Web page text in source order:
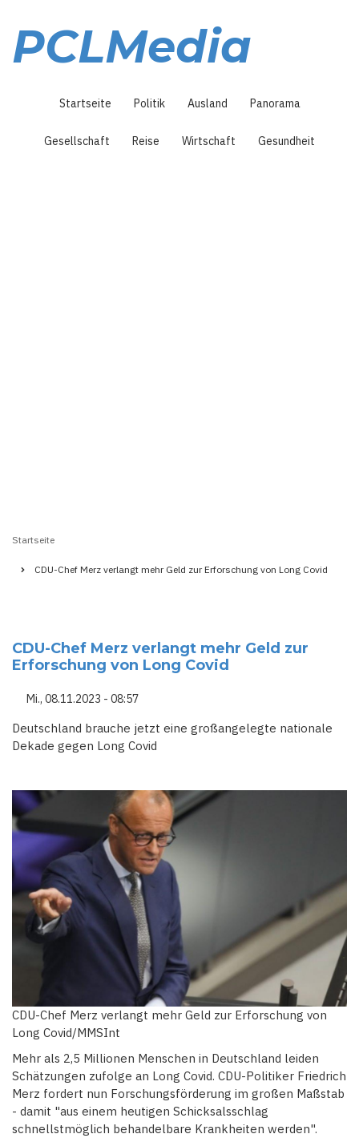
Inhalt
PCLMedia
Startseite Politik Ausland Panorama
Gesellschaft Reise Wirtschaft Gesundheit
Startseite
CDU-Chef Merz verlangt mehr Geld zur Erforschung von Long Covid
CDU-Chef Merz verlangt mehr Geld zur
Erforschung von Long Covid
Mi., 08.11.2023 - 08:57
Deutschland brauche jetzt eine großangelegte nationale
Dekade gegen Long Covid
CDU-Chef Merz verlangt mehr Geld zur Erforschung von
Long Covid/MMSInt
Mehr als 2,5 Millionen Menschen in Deutschland leiden
Schätzungen zufolge an Long Covid. CDU-Politiker Friedrich
Merz fordert nun Forschungsförderung im großen Maßstab
- damit "aus einem heutigen Schicksalsschlag
schnellstmöglich behandelbare Krankheiten werden".